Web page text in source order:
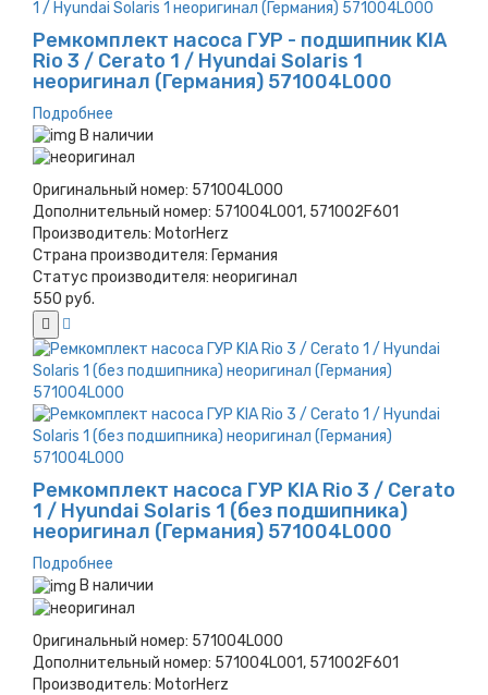
Ремкомплект насоса ГУР - подшипник KIA
Rio 3 / Cerato 1 / Hyundai Solaris 1
неоригинал (Германия) 571004L000
Подробнее
В наличии
Оригинальный номер: 571004L000
Дополнительный номер: 571004L001, 571002F601
Производитель: MotorHerz
Страна производителя: Германия
Статус производителя: неоригинал
550 руб.
Ремкомплект насоса ГУР KIA Rio 3 / Cerato
1 / Hyundai Solaris 1 (без подшипника)
неоригинал (Германия) 571004L000
Подробнее
В наличии
Оригинальный номер: 571004L000
Дополнительный номер: 571004L001, 571002F601
Производитель: MotorHerz